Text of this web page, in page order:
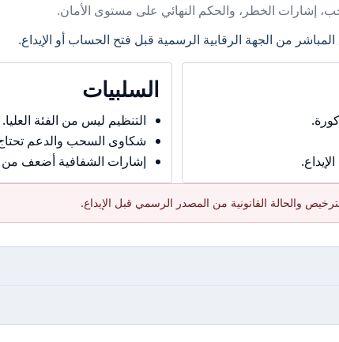
إشارات الخطر، والحكم النهائي على مستوى الأمان.
من الجهة الرقابية الرسمية قبل فتح الحساب أو الإيداع.
السلبيات
التنظيم ليس من الفئة العليا.
شكاوى السحب والدعم
إشارات الشفافية أضعف من
والحالة القانونية من المصدر الرسمي قبل الإيداع.